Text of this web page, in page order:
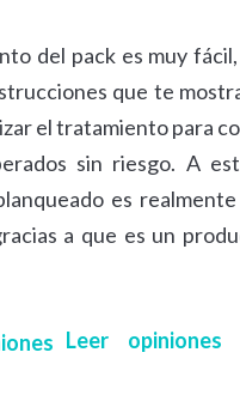
del pack es muy
que te
el tratamiento para
sin riesgo. A
es
a que es un
Leer